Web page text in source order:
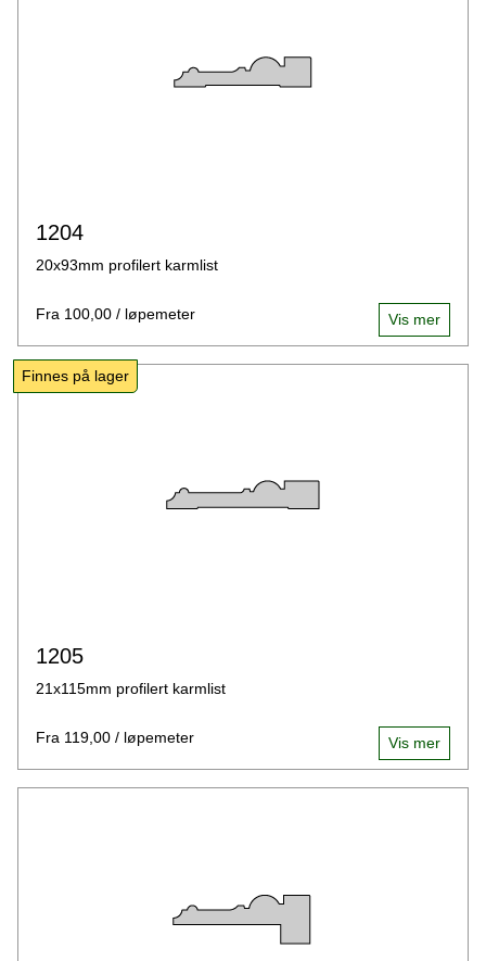
1204
20x93mm profilert karmlist
Fra 100,00 / løpemeter Vis mer
Finnes på lager
1205
21x115mm profilert karmlist
Fra 119,00 / løpemeter Vis mer